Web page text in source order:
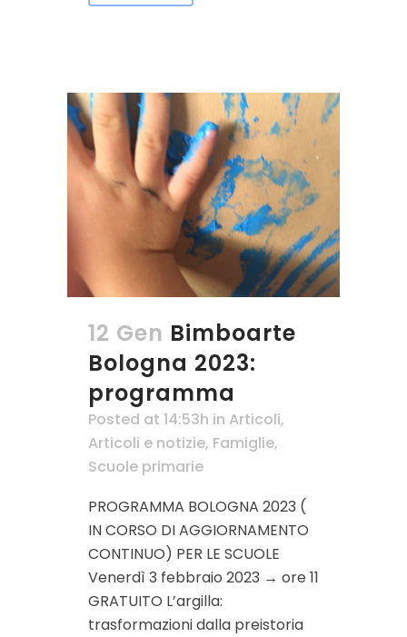
12 Gen Bimboarte
Bologna 2023:
programma
Posted at 14:53h in Articoli,
Articoli e notizie, Famiglie,
Scuole primarie
PROGRAMMA BOLOGNA 2023 (
IN CORSO DI AGGIORNAMENTO
CONTINUO) PER LE SCUOLE
Venerdì 3 febbraio 2023 → ore 11
GRATUITO L’argilla:
trasformazioni dalla preistoria